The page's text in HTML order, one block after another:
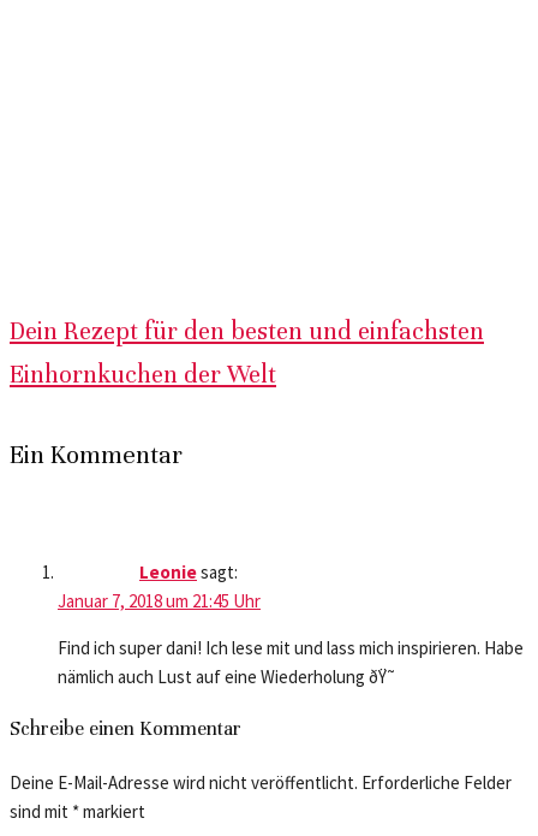
Dein Rezept für den besten und einfachsten
Einhornkuchen der Welt
Ein Kommentar
Leoniesagt:
Januar 7, 2018 um 21:45 Uhr
Find ich super dani! Ich lese mit und lass mich inspirieren. Habe
nämlich auch Lust auf eine Wiederholung ðŸ˜
Schreibe einen Kommentar
Deine E-Mail-Adresse wird nicht veröffentlicht. Erforderliche Felder
sind mit *markiert